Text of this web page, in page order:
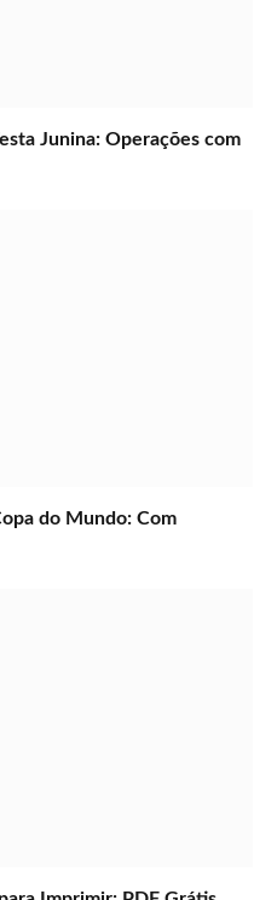
Junina: Operações com
do Mundo: Com